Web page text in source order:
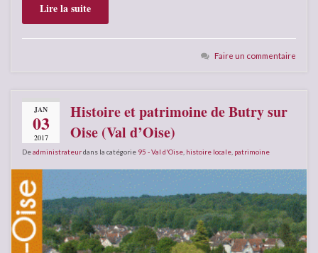
Lire la suite
Faire un commentaire
JAN
03
2017
Histoire et patrimoine de Butry sur
Oise (Val d’Oise)
Deadministrateurdans la catégorie 95 - Val d'Oise histoire locale patrimoine